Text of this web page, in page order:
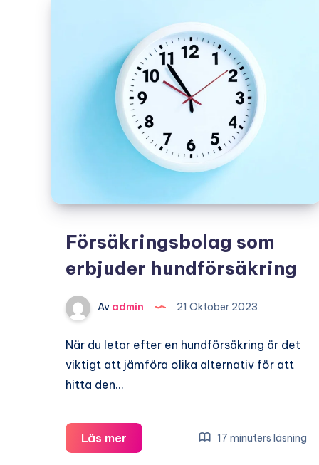
Försäkringsbolag som
erbjuder hundförsäkring
Av admin 21 Oktober 2023
När du letar efter en hundförsäkring är det
viktigt att jämföra olika alternativ för att
hitta den…
Läs mer Försäkringsbolag
som
17 minuters läsning